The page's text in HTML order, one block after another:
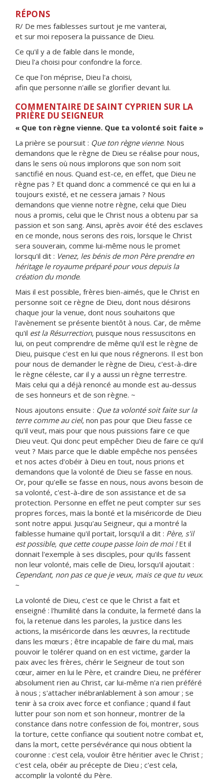
RÉPONS
R/ De mes faiblesses surtout je me vanterai,
et sur moi reposera la puissance de Dieu.
Ce qu'il y a de faible dans le monde,
Dieu l'a choisi pour confondre la force.
Ce que l'on méprise, Dieu l'a choisi,
afin que personne n'aille se glorifier devant lui.
COMMENTAIRE DE SAINT CYPRIEN SUR LA
PRIÈRE DU SEIGNEUR
« Que ton règne vienne. Que ta volonté soit faite »
La prière se poursuit : Que ton règne vienne. Nous
demandons que le règne de Dieu se réalise pour nous,
dans le sens où nous implorons que son nom soit
sanctifié en nous. Quand est-ce, en effet, que Dieu ne
règne pas ? Et quand donc a commencé ce qui en lui a
toujours existé, et ne cessera jamais ? Nous
demandons que vienne notre règne, celui que Dieu
nous a promis, celui que le Christ nous a obtenu par sa
passion et son sang. Ainsi, après avoir été des esclaves
en ce monde, nous serons des rois, lorsque le Christ
sera souverain, comme lui-même nous le promet
lorsqu'il dit : Venez, les bénis de mon Père prendre en
héritage le royaume préparé pour vous depuis la
création du monde.
Mais il est possible, frères bien-aimés, que le Christ en
personne soit ce règne de Dieu, dont nous désirons
chaque jour la venue, dont nous souhaitons que
l'avènement se présente bientôt à nous. Car, de même
qu'il est la Résurrection, puisque nous ressuscitons en
lui, on peut comprendre de même qu'il est le règne de
Dieu, puisque c'est en lui que nous régnerons. Il est bon
pour nous de demander le règne de Dieu, c'est-à-dire
le règne céleste, car il y a aussi un règne terrestre.
Mais celui qui a déjà renoncé au monde est au-dessus
de ses honneurs et de son règne. ~
Nous ajoutons ensuite : Que ta volonté soit faite sur la
terre comme au ciel, non pas pour que Dieu fasse ce
qu'il veut, mais pour que nous puissions faire ce que
Dieu veut. Qui donc peut empêcher Dieu de faire ce qu'il
veut ? Mais parce que le diable empêche nos pensées
et nos actes d'obéir à Dieu en tout, nous prions et
demandons que la volonté de Dieu se fasse en nous.
Or, pour qu'elle se fasse en nous, nous avons besoin de
sa volonté, c'est-à-dire de son assistance et de sa
protection. Personne en effet ne peut compter sur ses
propres forces, mais la bonté et la miséricorde de Dieu
sont notre appui. Jusqu'au Seigneur, qui a montré la
faiblesse humaine qu'il portait, lorsqu'il a dit : Père, s'il
est possible, que cette coupe passe loin de moi !Et il
donnait l'exemple à ses disciples, pour qu'ils fassent
non leur volonté, mais celle de Dieu, lorsqu'il ajoutait :
Cependant, non pas ce que je veux, mais ce que tu veux.
~
La volonté de Dieu, c'est ce que le Christ a fait et
enseigné : l'humilité dans la conduite, la fermeté dans la
foi, la retenue dans les paroles, la justice dans les
actions, la miséricorde dans les œuvres, la rectitude
dans les mœurs ; être incapable de faire du mal, mais
pouvoir le tolérer quand on en est victime, garder la
paix avec les frères, chérir le Seigneur de tout son
cœur, aimer en lui le Père, et craindre Dieu, ne préférer
absolument rien au Christ, car lui-même n'a rien préféré
à nous ; s'attacher inébranlablement à son amour ; se
tenir à sa croix avec force et confiance ; quand il faut
lutter pour son nom et son honneur, montrer de la
constance dans notre confession de foi, montrer, sous
la torture, cette confiance qui soutient notre combat et,
dans la mort, cette persévérance qui nous obtient la
couronne : c'est cela, vouloir être héritier avec le Christ ;
c'est cela, obéir au précepte de Dieu ; c'est cela,
accomplir la volonté du Père.